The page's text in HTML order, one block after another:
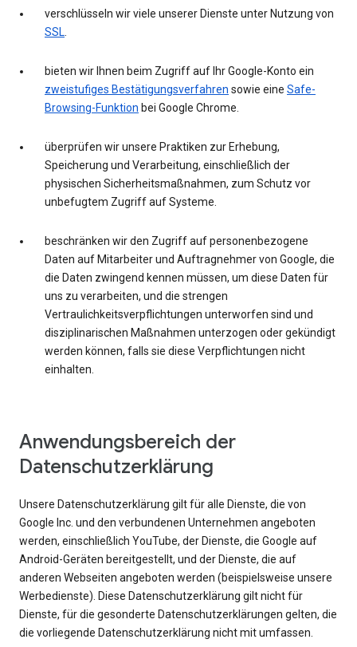
verschlüsseln wir viele unserer Dienste unter Nutzung von
SSL.
bieten wir Ihnen beim Zugriff auf Ihr Google-Konto ein
zweistufiges Bestätigungsverfahren sowie eine Safe-
Browsing-Funktion bei Google Chrome.
überprüfen wir unsere Praktiken zur Erhebung,
Speicherung und Verarbeitung, einschließlich der
physischen Sicherheitsmaßnahmen, zum Schutz vor
unbefugtem Zugriff auf Systeme.
beschränken wir den Zugriff auf personenbezogene
Daten auf Mitarbeiter und Auftragnehmer von Google, die
die Daten zwingend kennen müssen, um diese Daten für
uns zu verarbeiten, und die strengen
Vertraulichkeitsverpflichtungen unterworfen sind und
disziplinarischen Maßnahmen unterzogen oder gekündigt
werden können, falls sie diese Verpflichtungen nicht
einhalten.
Anwendungsbereich der
Datenschutzerklärung
Unsere Datenschutzerklärung gilt für alle Dienste, die von
Google Inc. und den verbundenen Unternehmen angeboten
werden, einschließlich YouTube, der Dienste, die Google auf
Android-Geräten bereitgestellt, und der Dienste, die auf
anderen Webseiten angeboten werden (beispielsweise unsere
Werbedienste). Diese Datenschutzerklärung gilt nicht für
Dienste, für die gesonderte Datenschutzerklärungen gelten, die
die vorliegende Datenschutzerklärung nicht mit umfassen.